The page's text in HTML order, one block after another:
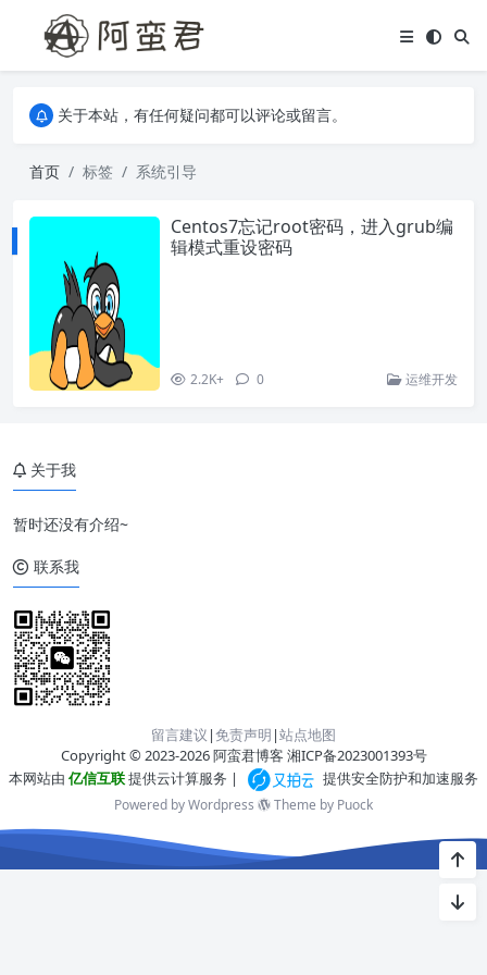
关于本站，有任何疑问都可以评论或留言。
关于本站，有任何疑问都可以评论或留言。
首页
标签 系统引导
Centos7忘记root密码，进入grub编
辑模式重设密码
2.2K+ 0 运维开发
关于我
暂时还没有介绍~
联系我
留言建议 |免责声明 |站点地图
Copyright © 2023-2026 阿蛮君博客 湘ICP备2023001393号
本网站由 亿信互联提供云计算服务 | 提供安全防护和加速服务
Powered by Wordpress Theme by Puock